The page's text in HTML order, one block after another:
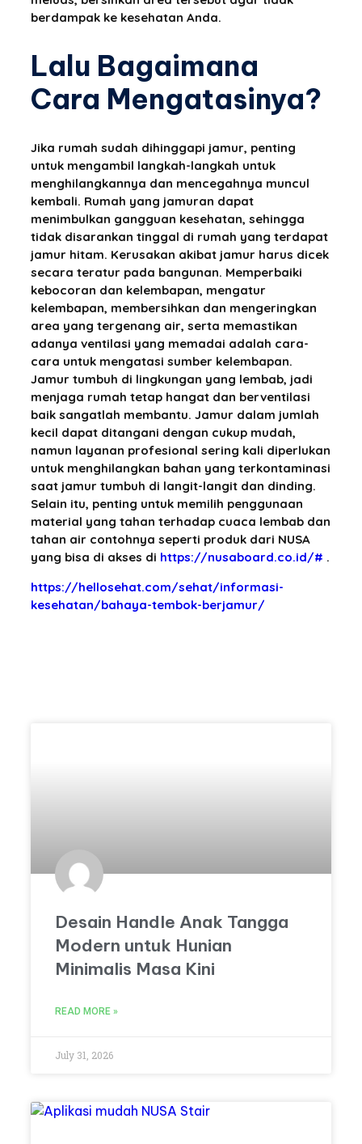
berdampak ke kesehatan Anda.
Lalu Bagaimana
Cara Mengatasinya?
Jika rumah sudah dihinggapi jamur, penting
untuk mengambil langkah-langkah untuk
menghilangkannya dan mencegahnya muncul
kembali. Rumah yang jamuran dapat
menimbulkan gangguan kesehatan, sehingga
tidak disarankan tinggal di rumah yang terdapat
jamur hitam. Kerusakan akibat jamur harus dicek
secara teratur pada bangunan. Memperbaiki
kebocoran dan kelembapan, mengatur
kelembapan, membersihkan dan mengeringkan
area yang tergenang air, serta memastikan
adanya ventilasi yang memadai adalah cara-
cara untuk mengatasi sumber kelembapan.
Jamur tumbuh di lingkungan yang lembab, jadi
menjaga rumah tetap hangat dan berventilasi
baik sangatlah membantu. Jamur dalam jumlah
kecil dapat ditangani dengan cukup mudah,
namun layanan profesional sering kali diperlukan
untuk menghilangkan bahan yang terkontaminasi
saat jamur tumbuh di langit-langit dan dinding.
Selain itu, penting untuk memilih penggunaan
material yang tahan terhadap cuaca lembab dan
tahan air contohnya seperti produk dari NUSA
yang bisa di akses di https://nusaboard.co.id/# .
https://hellosehat.com/sehat/informasi-
kesehatan/bahaya-tembok-berjamur/
Desain Handle Anak Tangga
Modern untuk Hunian
Minimalis Masa Kini
READ MORE »
July 31, 2026